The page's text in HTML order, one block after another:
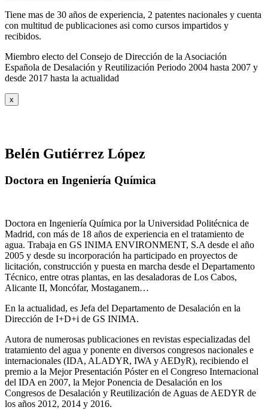
Tiene mas de 30 años de experiencia, 2 patentes nacionales y cuenta
con multitud de publicaciones asi como cursos impartidos y
recibidos.
Miembro electo del Consejo de Dirección de la Asociación
Española de Desalación y Reutilización Periodo 2004 hasta 2007 y
desde 2017 hasta la actualidad
x
Belén Gutiérrez López
Doctora en Ingeniería Química
Doctora en Ingeniería Química por la Universidad Politécnica de
Madrid, con más de 18 años de experiencia en el tratamiento de
agua. Trabaja en GS INIMA ENVIRONMENT, S.A desde el año
2005 y desde su incorporación ha participado en proyectos de
licitación, construcción y puesta en marcha desde el Departamento
Técnico, entre otras plantas, en las desaladoras de Los Cabos,
Alicante II, Moncófar, Mostaganem…
En la actualidad, es Jefa del Departamento de Desalación en la
Dirección de I+D+i de GS INIMA.
Autora de numerosas publicaciones en revistas especializadas del
tratamiento del agua y ponente en diversos congresos nacionales e
internacionales (IDA, ALADYR, IWA y AEDyR), recibiendo el
premio a la Mejor Presentación Póster en el Congreso Internacional
del IDA en 2007, la Mejor Ponencia de Desalación en los
Congresos de Desalación y Reutilización de Aguas de AEDYR de
los años 2012, 2014 y 2016.